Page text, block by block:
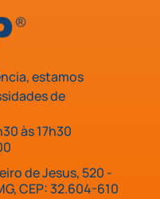
estamos
de
às 17h30
de Jesus, 520 -
CEP: 32.604-610